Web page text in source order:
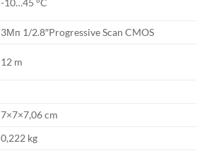
3Мп 1/2.8″Progressive Scan CMOS
12 m
7×7×7,06 cm
0,222 kg